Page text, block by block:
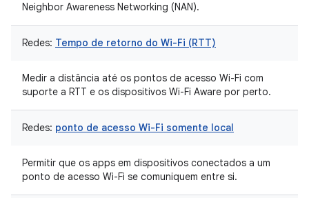
Neighbor Awareness Networking (NAN).
Redes: Tempo de retorno do Wi-Fi (RTT)
Medir a distância até os pontos de acesso Wi-Fi com
suporte a RTT e os dispositivos Wi-Fi Aware por perto.
Redes: ponto de acesso Wi-Fi somente local
Permitir que os apps em dispositivos conectados a um
ponto de acesso Wi-Fi se comuniquem entre si.